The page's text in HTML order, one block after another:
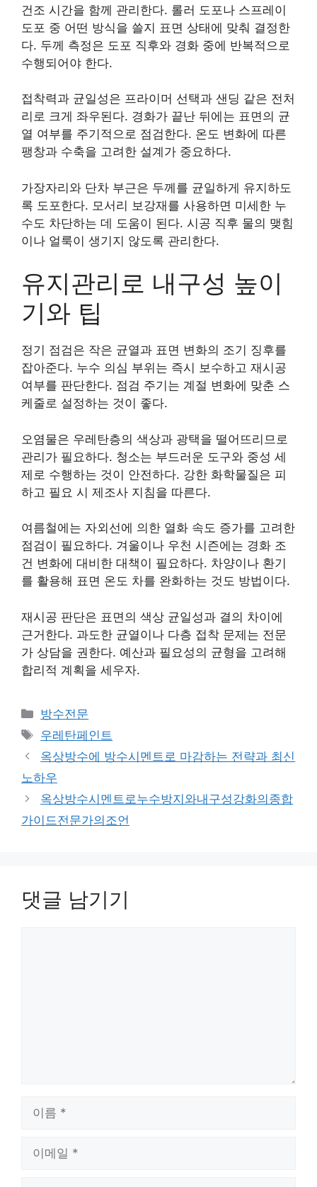
건조 시간을 함께 관리한다. 롤러 도포나 스프레이
도포 중 어떤 방식을 쓸지 표면 상태에 맞춰 결정한
다. 두께 측정은 도포 직후와 경화 중에 반복적으로
수행되어야 한다.
접착력과 균일성은 프라이머 선택과 샌딩 같은 전처
리로 크게 좌우된다. 경화가 끝난 뒤에는 표면의 균
열 여부를 주기적으로 점검한다. 온도 변화에 따른
팽창과 수축을 고려한 설계가 중요하다.
가장자리와 단차 부근은 두께를 균일하게 유지하도
록 도포한다. 모서리 보강재를 사용하면 미세한 누
수도 차단하는 데 도움이 된다. 시공 직후 물의 맺힘
이나 얼룩이 생기지 않도록 관리한다.
유지관리로 내구성 높이
기와 팁
정기 점검은 작은 균열과 표면 변화의 조기 징후를
잡아준다. 누수 의심 부위는 즉시 보수하고 재시공
여부를 판단한다. 점검 주기는 계절 변화에 맞춘 스
케줄로 설정하는 것이 좋다.
오염물은 우레탄층의 색상과 광택을 떨어뜨리므로
관리가 필요하다. 청소는 부드러운 도구와 중성 세
제로 수행하는 것이 안전하다. 강한 화학물질은 피
하고 필요 시 제조사 지침을 따른다.
여름철에는 자외선에 의한 열화 속도 증가를 고려한
점검이 필요하다. 겨울이나 우천 시즌에는 경화 조
건 변화에 대비한 대책이 필요하다. 차양이나 환기
를 활용해 표면 온도 차를 완화하는 것도 방법이다.
재시공 판단은 표면의 색상 균일성과 결의 차이에
근거한다. 과도한 균열이나 다층 접착 문제는 전문
가 상담을 권한다. 예산과 필요성의 균형을 고려해
합리적 계획을 세우자.
카
테
고
리
방수전문
태
그
우레탄페인트
옥상방수에 방수시멘트로 마감하는 전략과 최신
노하우
옥상방수시멘트로누수방지와내구성강화의종합
가이드전문가의조언
댓글 남기기